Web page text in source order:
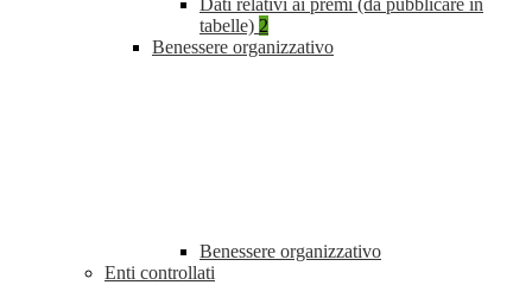
Dati relativi ai premi (da pubblicare in
tabelle) 2
Benessere organizzativo
Benessere organizzativo
Enti controllati